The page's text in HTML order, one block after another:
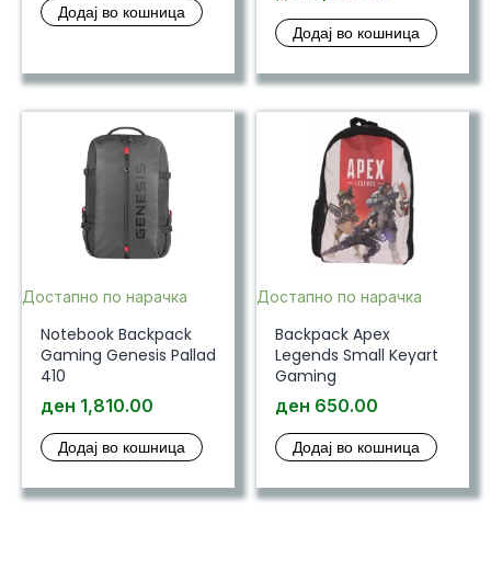
Додај во кошница
Додај во кошница
Достапно по нарачка
Notebook Backpack
Gaming Genesis Pallad
410
ден 1,810.00
Додај во кошница
Достапно по нарачка
Backpack Apex
Legends Small Keyart
Gaming
ден 650.00
Додај во кошница